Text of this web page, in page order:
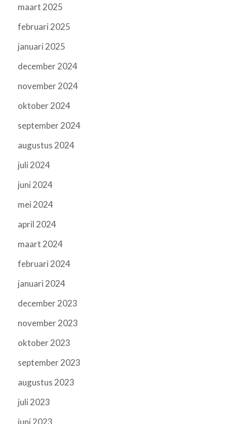
maart 2025
februari 2025
januari 2025
december 2024
november 2024
oktober 2024
september 2024
augustus 2024
juli 2024
juni 2024
mei 2024
april 2024
maart 2024
februari 2024
januari 2024
december 2023
november 2023
oktober 2023
september 2023
augustus 2023
juli 2023
juni 2023